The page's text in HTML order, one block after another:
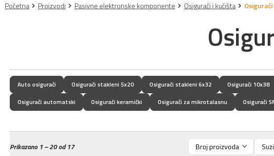
Početna Proizvodi Pasivne elektronske komponente Osigurači i kućišta
Auto osigurači Osigurači stakleni 5x20 Osigurači stakleni 6x32 Osigurači 10x38
Osigurači automatski
Osigurači keramički Osigurači za mikrotalasnu Osigurači
Prikazano1 – 20 od 17